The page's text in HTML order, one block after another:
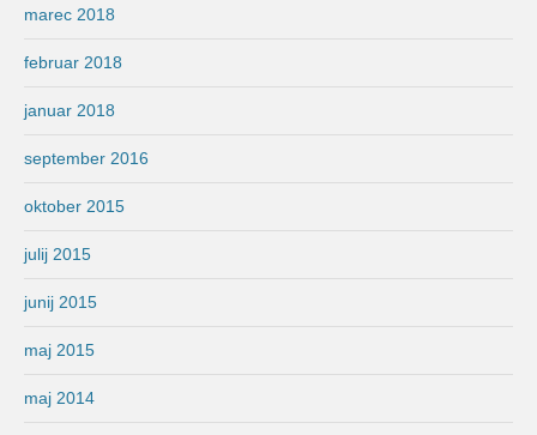
marec 2018
februar 2018
januar 2018
september 2016
oktober 2015
julij 2015
junij 2015
maj 2015
maj 2014